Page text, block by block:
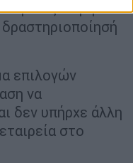
να μην
επιλογών
να
δεν υπήρχε άλλη
στο